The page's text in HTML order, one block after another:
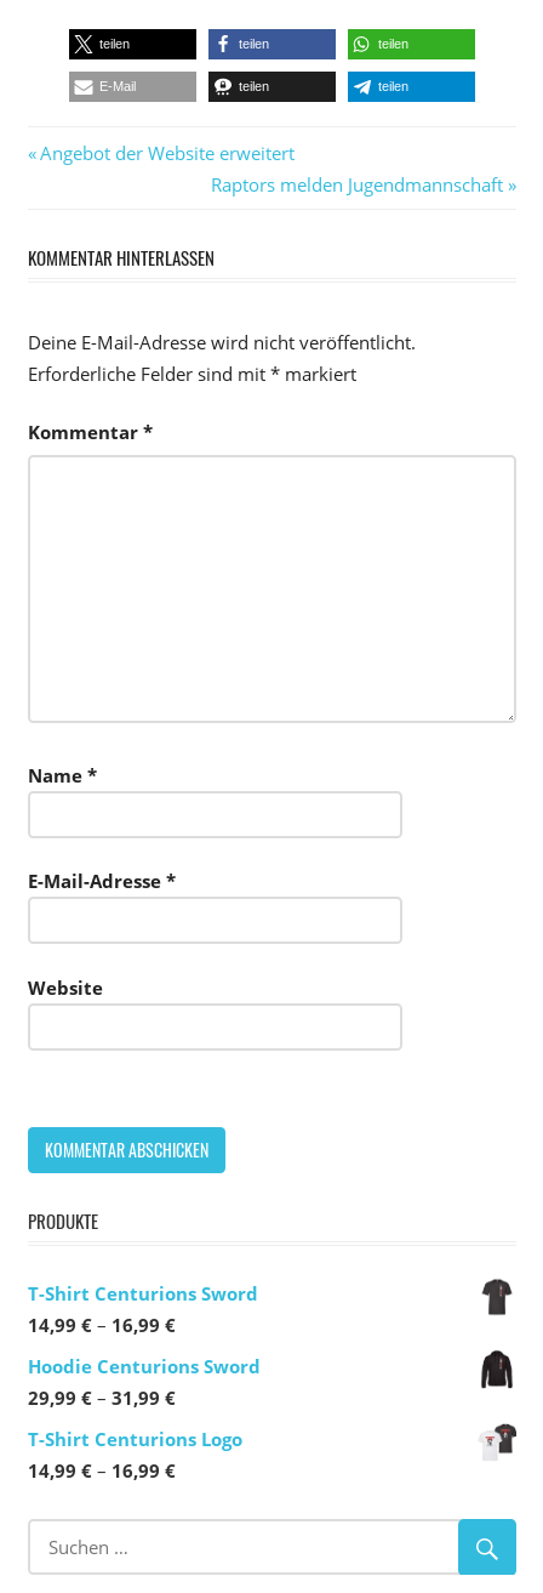
teilen teilen teilen
E-Mail teilen teilen
Beitragsnavigation
Vorheriger
Angebot der Website erweitert
Nächster
Raptors melden Jugendmannschaft
KOMMENTAR HINTERLASSEN
Deine E-Mail-Adresse wird nicht veröffentlicht.
Erforderliche Felder sind mit *markiert
Kommentar *
Name *
E-Mail-Adresse *
Website
PRODUKTE
T-Shirt Centurions Sword
14,99 € – 16,99 €Preisspanne:
14,99 €
bis
Hoodie Centurions Sword
29,99 € – 31,99 €Preisspanne:
29,99 €
bis
T-Shirt Centurions Logo
14,99 € – 16,99 €Preisspanne: